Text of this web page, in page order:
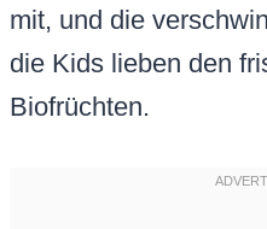
mit, und die
die Kids lieben den
Biofrüchten.